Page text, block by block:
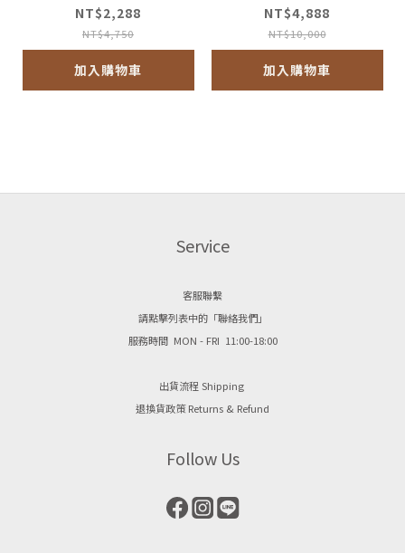
NT$2,288
NT$4,750
加入購物車
NT$4,888
NT$10,000
加入購物車
Service
客服聯繫
請點擊列表中的「聯絡我們」
服務時間 MON - FRI 11:00-18:00
出貨流程 Shipping
退換貨政策 Returns & Refund
Follow Us